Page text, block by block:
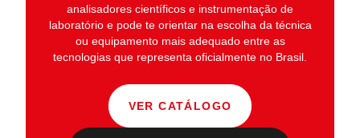
analisadores científicos e instrumentação de
laboratórioe pode te orientar na escolha da técnica
ou equipamento mais adequado entre as
tecnologias que representa oficialmente no Brasil.
VER CATÁLOGO